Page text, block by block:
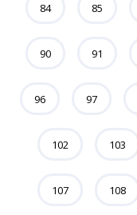
84 85
90 91
96 97
102 103
107 108